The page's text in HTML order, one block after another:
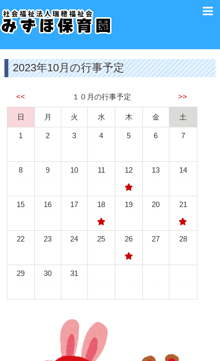
2023年10月の行事予定
<< １０月の行事予定 >>
日 月 火 水 木 金 土
1 2 3 4 5 6 7
8 9 10 11 12 13 14
15 16 17 18 19 20 21
22 23 24 25 26 27 28
29 30 31